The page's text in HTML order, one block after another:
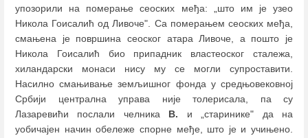
упозорили на померање сеоских међа: „што им је узео
Никола Гоисалић од Ливоче". Са померањем сеоских међа,
смањена је површина сеоског атара Ливоче, а пошто је
Никола Гоисалић био припадник властеоског сталежа,
хиландарски монаси нису му се могли супроставити.
Насилно смањивање земљишног фонда у средњовековној
Србији централна управа није толерисала, па су
Лазаревићи послали челника В. и „старинике" да на
уобичајен начин обележе спорне међе, што је и учињено.